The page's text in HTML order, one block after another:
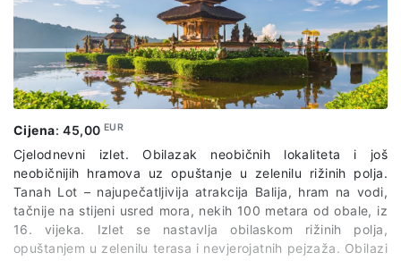
putnika.
Cijena:45,00 EUR
Cjelodnevni izlet. Obilazak neobičnih lokaliteta i još
neobičnijih hramova uz opuštanje u zelenilu rižinih polja.
Tanah Lot – najupečatljivija atrakcija Balija, hram na vodi,
tačnije na stijeni usred mora, nekih 100 metara od obale, iz
16. vijeka. Izlet se nastavlja obilaskom rižinih polja,
opuštanjem u zelenilu terasa i nevjerojatnih pejzaža. Obilazi